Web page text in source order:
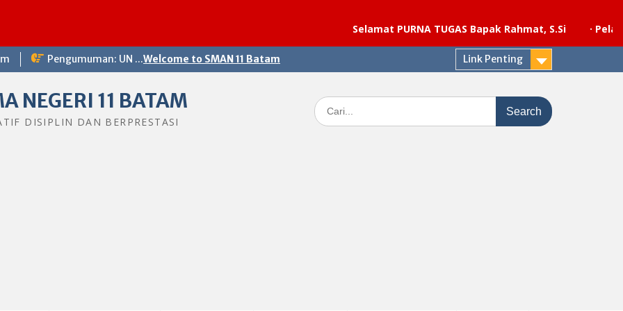
Selamat PURNA TUGAS Bapak Rahmat, S.Si
· Pelaksanaan
Pengumuman: UN ...Welcome to SMAN 11 Batam Link Penting
NEGERI 11 BATAM
DISIPLIN DAN BERPRESTASI
Search
for: